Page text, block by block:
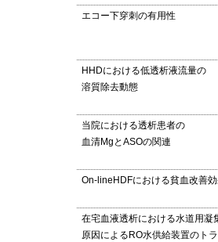
エコー下穿刺の有用性
HHDにおける低透析液流量の
溶質除去動態
当院における透析患者の
血清MgとASOの関連
On-lineHDFにおける貧血改善
在宅血液透析における水道用凝
原因によるRO水供給装置のト